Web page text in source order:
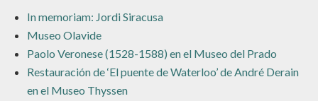
In memoriam: Jordi Siracusa
Museo Olavide
Paolo Veronese (1528-1588) en el Museo del Prado
Restauración de ‘El puente de Waterloo’ de André Derain
en el Museo Thyssen